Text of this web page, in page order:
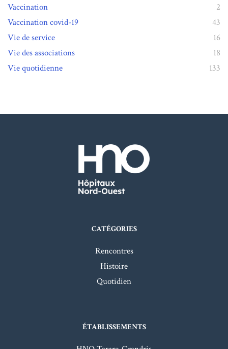
Vaccination
2
Vaccination covid-19
43
Vie de service
16
Vie des associations
18
Vie quotidienne
133
CATÉGORIES
Rencontres
Histoire
Quotidien
ÉTABLISSEMENTS